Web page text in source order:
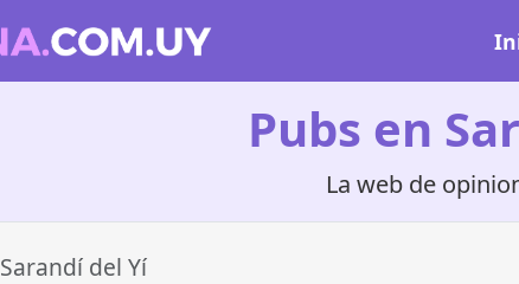
Pubs en
La web de
Sarandí del Yí